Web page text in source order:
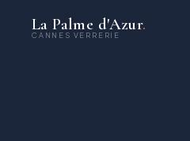
La Palme d'Azur.
CANNES VERRERIE